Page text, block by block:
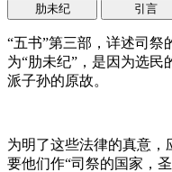
肋未纪 引言
“五书”第三部，详述司祭
为“肋未纪”，是因为选
派子孙的原故。
为明了这些法律的真意，
要他们作“司祭的国家，